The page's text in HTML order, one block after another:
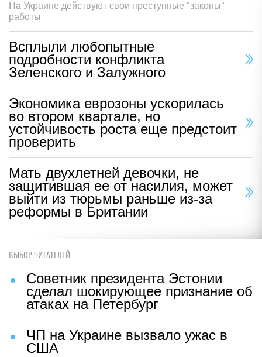
На Украине действуют свои преступные "законы"
работы
Всплыли любопытные
подробности конфликта
Зеленского и Залужного
Экономика еврозоны ускорилась
во втором квартале, но
устойчивость роста еще предстоит
проверить
Мать двухлетней девочки, не
защитившая ее от насилия, может
выйти из тюрьмы раньше из-за
реформы в Британии
ВЫБОР ЧИТАТЕЛЕЙ
Советник президента Эстонии
сделал шокирующее признание об
атаках на Петербург
ЧП на Украине вызвало ужас в
США